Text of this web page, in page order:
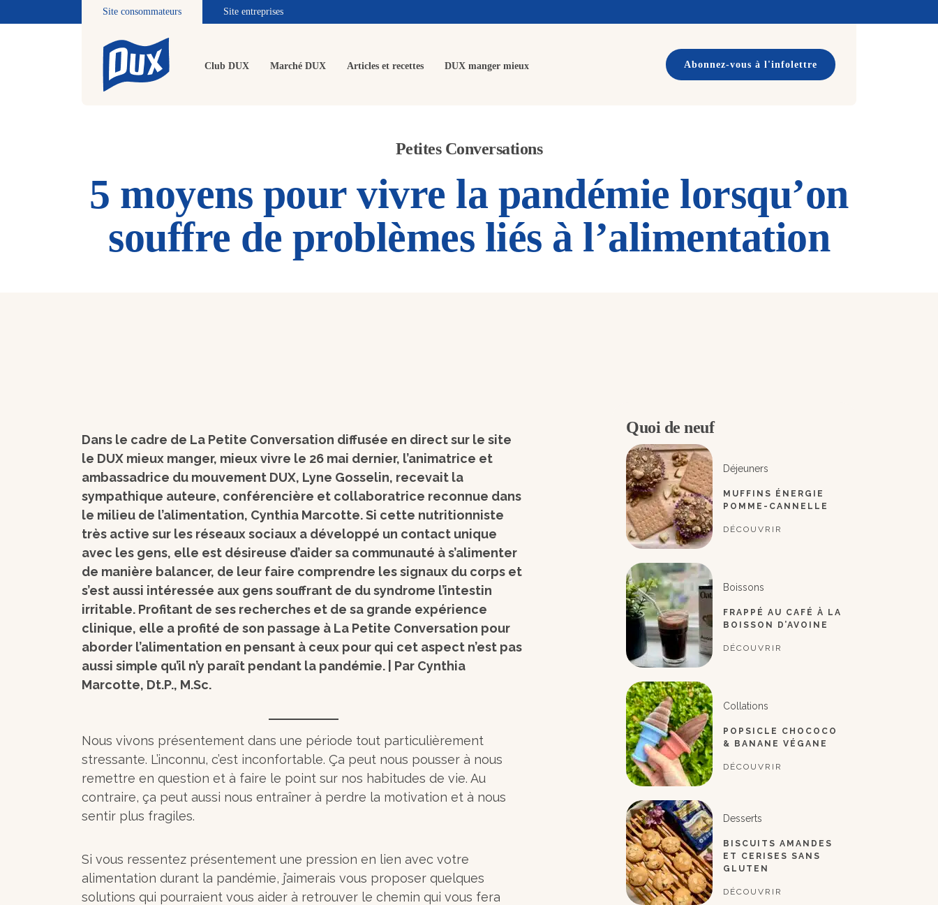
Site consommateurs Site entreprises
Club DUX Marché DUX Articles et recettes DUX manger mieux Abonnez-vous à l'infolettre
Petites Conversations
5 moyens pour vivre la pandémie lorsqu’on
souffre de problèmes liés à l’alimentation
Dans le cadre de La Petite Conversation diffusée en direct sur le site
le DUX mieux manger, mieux vivre le 26 mai dernier, l’animatrice et
ambassadrice du mouvement DUX, Lyne Gosselin, recevait la
sympathique auteure, conférencière et collaboratrice reconnue dans
le milieu de l’alimentation, Cynthia Marcotte. Si cette nutritionniste
très active sur les réseaux sociaux a développé un contact unique
avec les gens, elle est désireuse d’aider sa communauté à s’alimenter
de manière balancer, de leur faire comprendre les signaux du corps et
s’est aussi intéressée aux gens souffrant de du syndrome l’intestin
irritable. Profitant de ses recherches et de sa grande expérience
clinique, elle a profité de son passage à La Petite Conversation pour
aborder l’alimentation en pensant à ceux pour qui cet aspect n’est pas
aussi simple qu’il n’y paraît pendant la pandémie. | Par Cynthia
Marcotte, Dt.P., M.Sc.
Nous vivons présentement dans une période tout particulièrement
stressante. L’inconnu, c’est inconfortable. Ça peut nous pousser à nous
remettre en question et à faire le point sur nos habitudes de vie. Au
contraire, ça peut aussi nous entraîner à perdre la motivation et à nous
sentir plus fragiles.
Si vous ressentez présentement une pression en lien avec votre
alimentation durant la pandémie, j’aimerais vous proposer quelques
solutions qui pourraient vous aider à retrouver le chemin qui vous fera
Quoi de neuf
Déjeuners
MUFFINS ÉNERGIE
POMME-CANNELLE
DÉCOUVRIR
Boissons
FRAPPÉ AU CAFÉ À LA
BOISSON D’AVOINE
DÉCOUVRIR
Collations
POPSICLE CHOCOCO
& BANANE VÉGANE
DÉCOUVRIR
Desserts
BISCUITS AMANDES
ET CERISES SANS
GLUTEN
DÉCOUVRIR